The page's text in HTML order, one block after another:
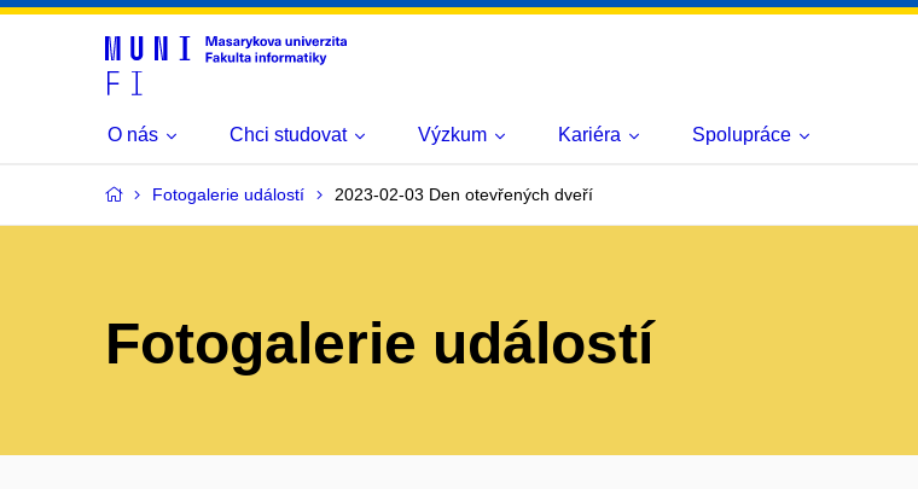
O nás Chci studovat Výzkum Kariéra Spolupráce
Fotogalerie událostí 2023-02-03 Den otevřených dveří
Fotogalerie událostí